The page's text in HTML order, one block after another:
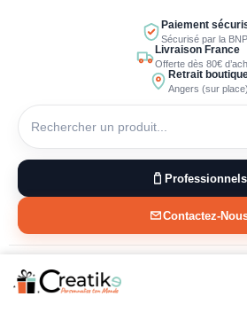
Paiement
Sécurisé par la BNP
Livraison France
Offerte dès 80€
Retrait
Angers (sur place)
Professionnels
Contactez-